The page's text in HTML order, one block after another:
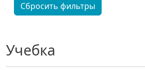
Учебка
Сбросить фильтры